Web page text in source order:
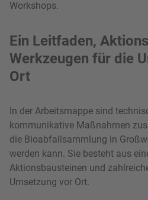
Workshops.
Ein Leitfaden,
Werkzeugen für die
Ort
In der Arbeitsmappe sind
kommunikative Maßnahmen
die Bioabfallsammlung in
werden kann. Sie besteht aus
Aktionsbausteinen und
Umsetzung vor Ort.